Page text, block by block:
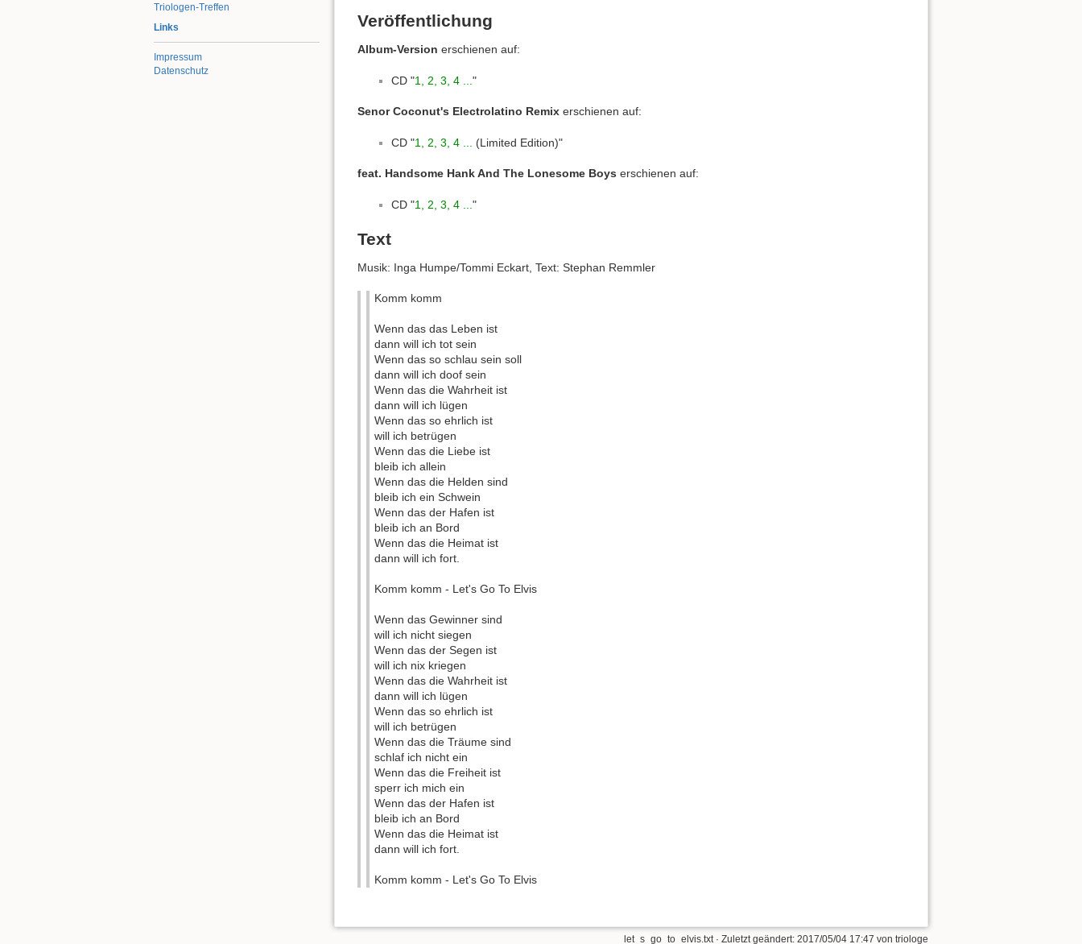
Triologen-Treffen
Links
Impressum
Datenschutz
Veröffentlichung
Album-Version erschienen auf:
CD "1, 2, 3, 4 ... "
Senor Coconut's Electrolatino Remix erschienen auf:
CD "1, 2, 3, 4 ... (Limited Edition)"
feat. Handsome Hank And The Lonesome Boys erschienen auf:
CD "1, 2, 3, 4 ... "
Text
Musik: Inga Humpe/Tommi Eckart, Text: Stephan Remmler
Komm komm
Wenn das das Leben ist
dann will ich tot sein
Wenn das so schlau sein soll
dann will ich doof sein
Wenn das die Wahrheit ist
dann will ich lügen
Wenn das so ehrlich ist
will ich betrügen
Wenn das die Liebe ist
bleib ich allein
Wenn das die Helden sind
bleib ich ein Schwein
Wenn das der Hafen ist
bleib ich an Bord
Wenn das die Heimat ist
dann will ich fort.
Komm komm - Let's Go To Elvis
Wenn das Gewinner sind
will ich nicht siegen
Wenn das der Segen ist
will ich nix kriegen
Wenn das die Wahrheit ist
dann will ich lügen
Wenn das so ehrlich ist
will ich betrügen
Wenn das die Träume sind
schlaf ich nicht ein
Wenn das die Freiheit ist
sperr ich mich ein
Wenn das der Hafen ist
bleib ich an Bord
Wenn das die Heimat ist
dann will ich fort.
Komm komm - Let's Go To Elvis
let_s_go_to_elvis.txt · Zuletzt geändert: 2017/05/04 17:47 von triologe